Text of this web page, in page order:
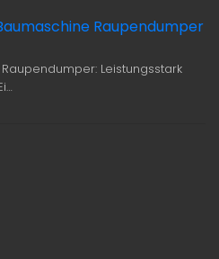
Raupendumper
Leistungsstark